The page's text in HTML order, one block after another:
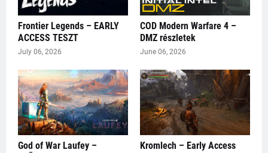
Frontier Legends – EARLY
ACCESS TESZT
July 06, 2026
COD Modern Warfare 4 –
DMZ részletek
June 06, 2026
God of War Laufey –
Kromlech – Early Access